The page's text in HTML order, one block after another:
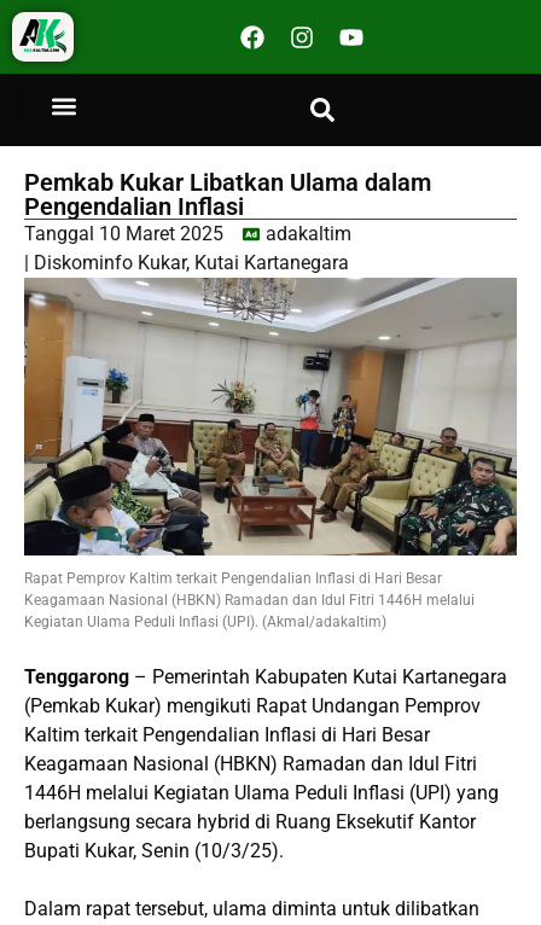
Pemkab Kukar Libatkan Ulama dalam
Pengendalian Inflasi
Tanggal 10 Maret 2025
adakaltim
Diskominfo Kukar, Kutai Kartanegara
Rapat Pemprov Kaltim terkait Pengendalian Inflasi di Hari Besar
Keagamaan Nasional (HBKN) Ramadan dan Idul Fitri 1446H melalui
Kegiatan Ulama Peduli Inflasi (UPI). (Akmal/adakaltim)
Tenggarong – Pemerintah Kabupaten Kutai Kartanegara
(Pemkab Kukar) mengikuti Rapat Undangan Pemprov
Kaltim terkait Pengendalian Inflasi di Hari Besar
Keagamaan Nasional (HBKN) Ramadan dan Idul Fitri
1446H melalui Kegiatan Ulama Peduli Inflasi (UPI) yang
berlangsung secara hybrid di Ruang Eksekutif Kantor
Bupati Kukar, Senin (10/3/25).
Dalam rapat tersebut, ulama diminta untuk dilibatkan